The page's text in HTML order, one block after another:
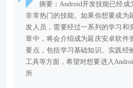
摘要：Android开发技能已经成
非常热门的技能。如果你想要成为
发人员，需要经过一系列的学习和
章中，将会介绍成为延庆安卓软件
要点，包括学习基础知识、实践经
工具等方面，希望对想要进入
所